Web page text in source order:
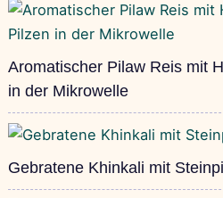
Aromatischer Pilaw Reis mit
in der Mikrowelle
Gebratene Khinkali mit